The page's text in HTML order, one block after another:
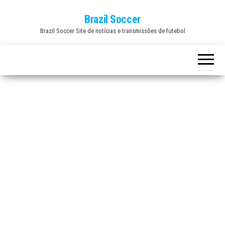
Brazil Soccer
Brazil Soccer Site de notícias e transmissões de futebol